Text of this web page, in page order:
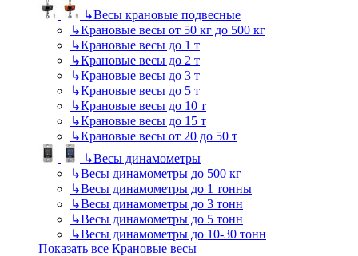
↳Весы крановые подвесные
↳Крановые весы от 50 кг до 500 кг
↳Крановые весы до 1 т
↳Крановые весы до 2 т
↳Крановые весы до 3 т
↳Крановые весы до 5 т
↳Крановые весы до 10 т
↳Крановые весы до 15 т
↳Крановые весы от 20 до 50 т
↳Весы динамометры
↳Весы динамометры до 500 кг
↳Весы динамометры до 1 тонны
↳Весы динамометры до 3 тонн
↳Весы динамометры до 5 тонн
↳Весы динамометры до 10-30 тонн
Показать все Крановые весы